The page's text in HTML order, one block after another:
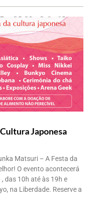
Japonesa
Matsuri – A Festa da
O evento acontecerá
das 10h até às 19h e
na Liberdade. Reserve a